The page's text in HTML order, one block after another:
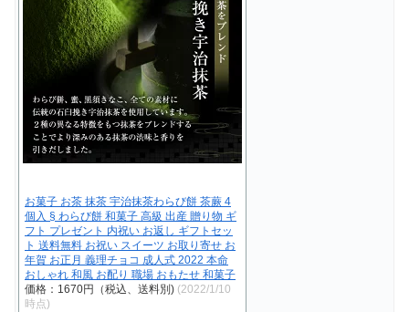
お菓子 お茶 抹茶 宇治抹茶わらび餅 茶蕨 4
個入 § わらび餅 和菓子 高級 出産 贈り物 ギ
フト プレゼント 内祝い お返し ギフトセッ
ト 送料無料 お祝い スイーツ お取り寄せ お
年賀 お正月 義理チョコ 成人式 2022 本命
おしゃれ 和風 お配り 職場 おもたせ 和菓子
価格：1670円（税込、送料別) (2022/1/10
時点)